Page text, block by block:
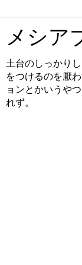
メシア
土台のしっかり
をつけるのを厭
ョンとかいうや
れず。